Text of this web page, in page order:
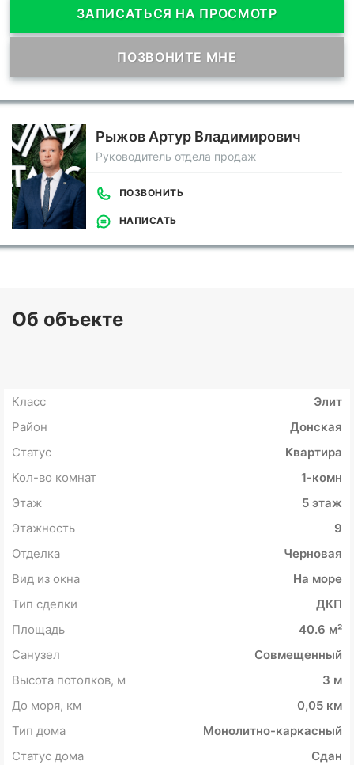
ЗАПИСАТЬСЯ НА ПРОСМОТР
ПОЗВОНИТЕ МНЕ
Рыжов Артур Владимирович
Руководитель отдела продаж
ПОЗВОНИТЬ
НАПИСАТЬ
Об объекте
Класс
Элит
Район
Донская
Статус
Квартира
Кол-во комнат
1-комн
Этаж
5 этаж
Этажность
9
Отделка
Черновая
Вид из окна
На море
Тип сделки
ДКП
Площадь
40.6 м²
Санузел
Совмещенный
Высота потолков, м
3 м
До моря, км
0,05 км
Тип дома
Монолитно-каркасный
Статус дома
Сдан